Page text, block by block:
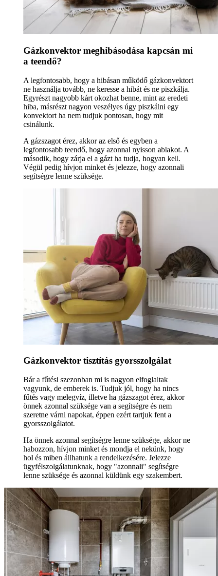
Gázkonvektor meghibásodása kapcsán mi
a teendő?
A legfontosabb, hogy a hibásan működő gázkonvektort
ne használja tovább, ne keresse a hibát és ne piszkálja.
Egyrészt nagyobb kárt okozhat benne, mint az eredeti
hiba, másrészt nagyon veszélyes úgy piszkálni egy
konvektort ha nem tudjuk pontosan, hogy mit
csinálunk.
A gázszagot érez, akkor az első és egyben a
legfontosabb teendő, hogy azonnal nyisson ablakot. A
második, hogy zárja el a gázt ha tudja, hogyan kell.
Végül pedig hívjon minket és jelezze, hogy azonnali
segítségre lenne szüksége.
Gázkonvektor tisztítás gyorsszolgálat
Bár a fűtési szezonban mi is nagyon elfoglaltak
vagyunk, de emberek is. Tudjuk jól, hogy ha nincs
fűtés vagy melegvíz, illetve ha gázszagot érez, akkor
önnek azonnal szüksége van a segítségre és nem
szeretne várni napokat, éppen ezért tartjuk fent a
gyorsszolgálatot.
Ha önnek azonnal segítségre lenne szüksége, akkor ne
habozzon, hívjon minket és mondja el nekünk, hogy
hol és miben állhatunk a rendelkezésére. Jelezze
ügyfélszolgálatunknak, hogy "azonnali" segítségre
lenne szüksége és azonnal küldünk egy szakembert.